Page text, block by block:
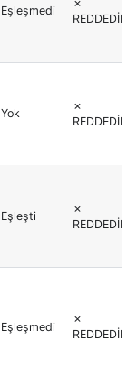
Eşleşmedi
✗
REDDEDİLİR
Yok
✗
REDDEDİLİR
Eşleşti
✗
REDDEDİLİR
Eşleşmedi
✗
REDDEDİLİR